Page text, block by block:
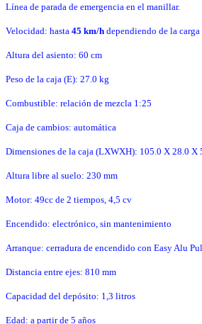
Línea de parada de emergencia en el manillar.
Velocidad: hasta 45 km/h dependiendo de la carga
Altura del asiento: 60 cm
Peso de la caja (E): 27.0 kg
Combustible: relación de mezcla 1:25
Caja de cambios: automática
Dimensiones de la caja (LXWXH): 105.0 X 28.0 X
Altura libre al suelo: 230 mm
Motor: 49cc de 2 tiempos, 4,5 cv
Encendido: electrónico, sin mantenimiento
Arranque: cerradura de encendido con Easy Alu
Distancia entre ejes: 810 mm
Capacidad del depósito: 1,3 litros
Edad: a partir de 5 años